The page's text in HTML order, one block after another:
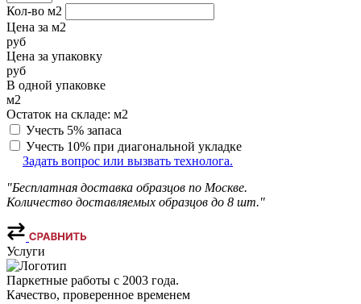
Кол-во м2
Цена за м2
руб
Цена за упаковку
руб
В одной упаковке
м2
Остаток на складе: м2
Учесть 5% запаса
Учесть 10% при диагональной укладке
Задать вопрос или вызвать технолога.
"Бесплатная доставка образцов по Москве.
Количество доставляемых образцов до 8 шт."
Услуги
Паркетные работы с 2003 года.
Качество, проверенное временем